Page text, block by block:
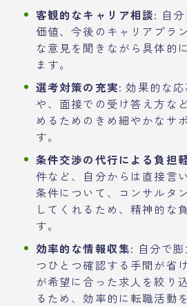
客観的なキャリア相談: 自
価値、今後のキャリアプラ
な意見を聞きながら具体的
ます。
選考対策の充実: 効果的な
や、面接での受け答え方な
めるためのきめ細やかなサ
す。
条件交渉の代行による負担
件など、自分からは直接言
条件について、コンサルタ
してくれるため、精神的な
す。
効率的な情報収集: 自分で
つひとつ確認する手間が省
が希望に合った求人を絞り
るため、効率的に転職活動